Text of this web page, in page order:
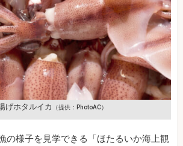
げホタルイカ （提供：PhotoAC）
の様子を見学できる「ほたるいか海上観